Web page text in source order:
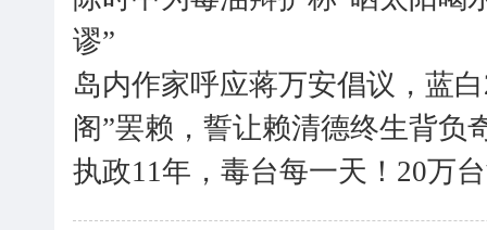
谬”
岛内作家呼应蒋万安倡议，蓝
阁”罢赖，誓让赖清德终生背负
执政11年，毒台每一天！20万